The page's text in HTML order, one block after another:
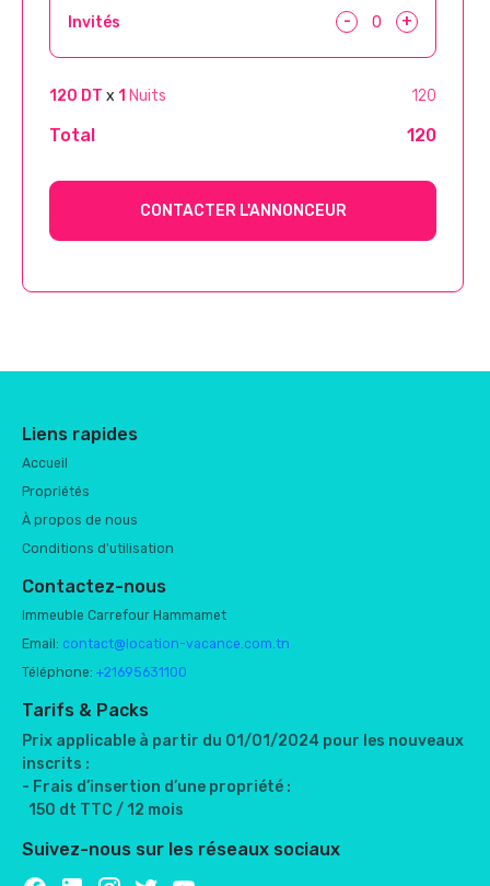
Invités - +
120 DT x 1 Nuits 120
Total 120
CONTACTER L'ANNONCEUR
Liens rapides
Accueil
Propriétés
À propos de nous
Conditions d'utilisation
Contactez-nous
Immeuble Carrefour Hammamet
Email: contact@location-vacance.com.tn
Téléphone: +21695631100
Tarifs & Packs
Prix applicable à partir du 01/01/2024 pour les nouveaux
inscrits :
- Frais d’insertion d’une propriété :
150 dt TTC / 12 mois
Suivez-nous sur les réseaux sociaux